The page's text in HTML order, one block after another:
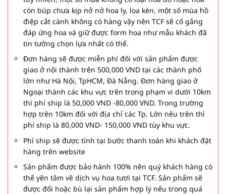
còn búp chưa kịp nở nở hoa ly, loa kèn, một số mùa hồ
điệp cắt cành không có hàng vậy nên TCF sẽ cố gắng
đáp ứng hoa và giữ được form hoa như mẫu khách đã
tin tưởng chọn lựa nhất có thể.
Đơn hàng sẽ được miễn phí đối với sản phẩm được
giao ở nội thành trên 500,000 VND tại các thành phố
lớn như Hà Nội, TpHCM, Đà Nẵng. Đơn hàng giao ở
Ngoại thành các khu vực trên trong phạm vi dưới 10km
thì phí ship là 50,000 VND -80,000 VND. Trong trường
hợp trên 10km đối với địa chỉ các Tp. Lớn nêu trên thì
phí ship là 80,000 VND- 150,000 VND tùy khu vực.
Phí ship sẽ được tính tại bước thanh toán khi khách đặt
hàng trên website
Sản phẩm được bảo hành 100% nên quý khách hàng có
thể yên tâm về dịch vụ hoa tươi tại TCF. Sản phẩm sẽ
được đổi hoặc bù lại sản phẩm hợp lý nếu trong quá